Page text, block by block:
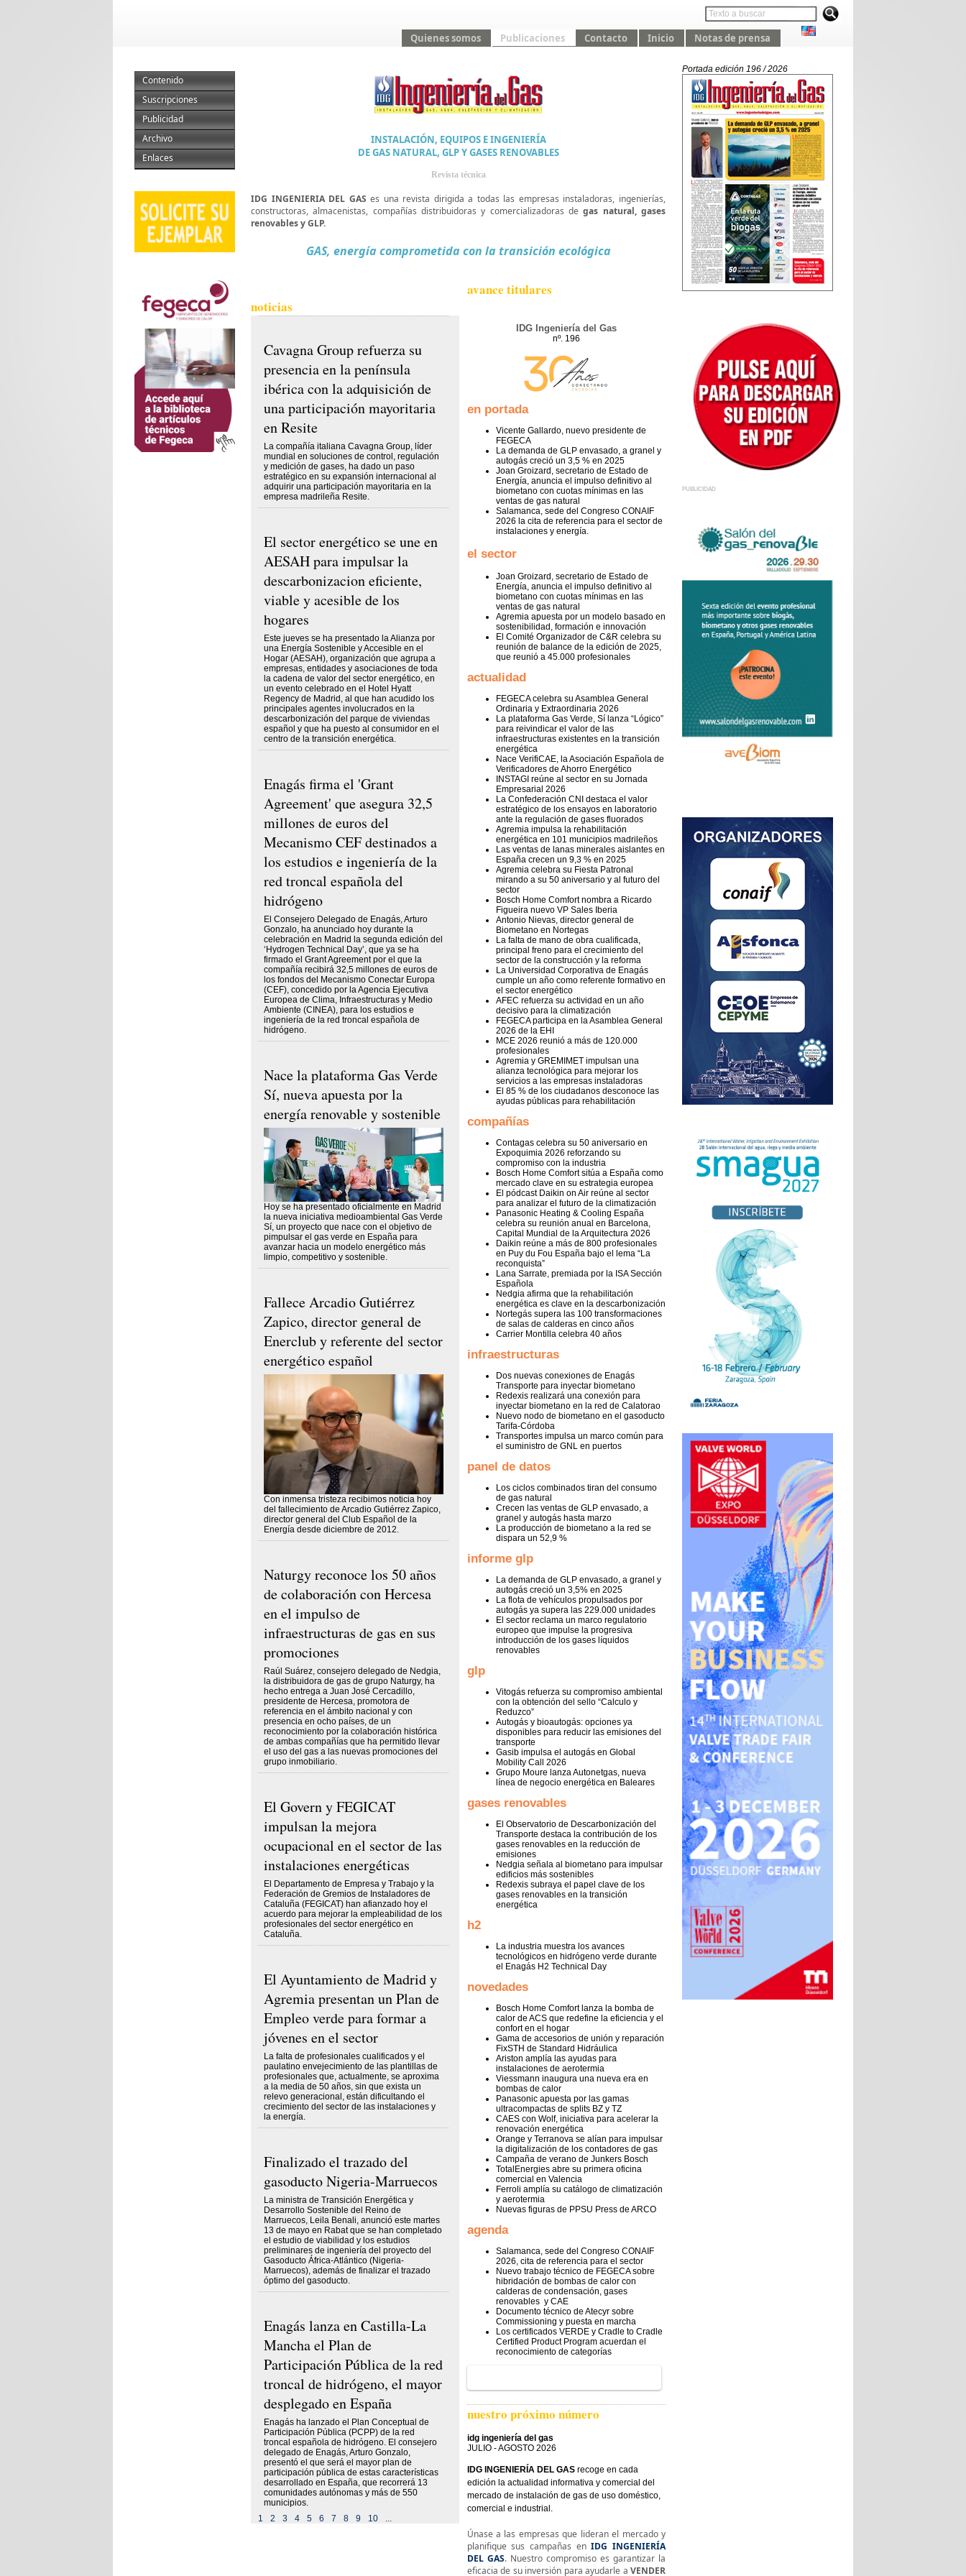
Quienes somos Publicaciones Contacto Inicio Notas de prensa
Contenido
Suscripciones
Publicidad
Archivo
Enlaces
INSTALACIÓN, EQUIPOS E INGENIERÍA
DE GAS NATURAL, GLP YGASES RENOVABLES
Revista técnica
IDG INGENIERIA DEL GAS es una revista dirigida a todas las empresas instaladoras, ingenierías,
constructoras, almacenistas, compañías distribuidoras y comercializadoras degas natural, gases
renovables y GLP.
GAS, energía comprometida con la transición ecológica
noticias
Cavagna Group refuerza su
presencia en la península
ibérica con la adquisición de
una participación mayoritaria
en Resite
La compañía italiana Cavagna Group, líder
mundial en soluciones de control, regulación
y medición de gases, ha dado un paso
estratégico en su expansión internacional al
adquirir una participación mayoritaria en la
empresa madrileña Resite.
El sector energético se une en
AESAH para impulsar la
descarbonizacion eficiente,
viable y acesible de los
hogares
Este jueves se ha presentado la Alianza por
una Energía Sostenible y Accesible en el
Hogar (AESAH), organización que agrupa a
empresas, entidades y asociaciones de toda
la cadena de valor del sector energético, en
un evento celebrado en el Hotel Hyatt
Regency de Madrid, al que han acudido los
principales agentes involucrados en la
descarbonización del parque de viviendas
español y que ha puesto al consumidor en el
centro de la transición energética.
Enagás firma el 'Grant
Agreement' que asegura 32,5
millones de euros del
Mecanismo CEF destinados a
los estudios e ingeniería de la
red troncal española del
hidrógeno
El Consejero Delegado de Enagás, Arturo
Gonzalo, ha anunciado hoy durante la
celebración en Madrid la segunda edición del
‘Hydrogen Technical Day’, que ya se ha
firmado el Grant Agreement por el que la
compañía recibirá 32,5 millones de euros de
los fondos del Mecanismo Conectar Europa
(CEF), concedido por la Agencia Ejecutiva
Europea de Clima, Infraestructuras y Medio
Ambiente (CINEA), para los estudios e
ingeniería de la red troncal española de
hidrógeno.
Nace la plataforma Gas Verde
Sí, nueva apuesta por la
energía renovable y sostenible
Hoy se ha presentado oficialmente en Madrid
la nueva iniciativa medioambiental Gas Verde
Sí, un proyecto que nace con el objetivo de
pimpulsar el gas verde en España para
avanzar hacia un modelo energético más
limpio, competitivo y sostenible.
Fallece Arcadio Gutiérrez
Zapico, director general de
Enerclub y referente del sector
energético español
Con inmensa tristeza recibimos noticia hoy
del fallecimiento de Arcadio Gutiérrez Zapico,
director general del Club Español de la
Energía desde diciembre de 2012.
Naturgy reconoce los 50 años
de colaboración con Hercesa
en el impulso de
infraestructuras de gas en sus
promociones
Raúl Suárez, consejero delegado de Nedgia,
la distribuidora de gas de grupo Naturgy, ha
hecho entrega a Juan José Cercadillo,
presidente de Hercesa, promotora de
referencia en el ámbito nacional y con
presencia en ocho países, de un
reconocimiento por la colaboración histórica
de ambas compañías que ha permitido llevar
el uso del gas a las nuevas promociones del
grupo inmobiliario.
El Govern y FEGICAT
impulsan la mejora
ocupacional en el sector de las
instalaciones energéticas
El Departamento de Empresa y Trabajo y la
Federación de Gremios de Instaladores de
Cataluña (FEGICAT) han afianzado hoy el
acuerdo para mejorar la empleabilidad de los
profesionales del sector energético en
Cataluña.
El Ayuntamiento de Madrid y
Agremia presentan un Plan de
Empleo verde para formar a
jóvenes en el sector
La falta de profesionales cualificados y el
paulatino envejecimiento de las plantillas de
profesionales que, actualmente, se aproxima
a la media de 50 años, sin que exista un
relevo generacional, están dificultando el
crecimiento del sector de las instalaciones y
la energía.
Finalizado el trazado del
gasoducto Nigeria-Marruecos
La ministra de Transición Energética y
Desarrollo Sostenible del Reino de
Marruecos, Leila Benali, anunció este martes
13 de mayo en Rabat que se han completado
el estudio de viabilidad y los estudios
preliminares de ingeniería del proyecto del
Gasoducto África-Atlántico (Nigeria-
Marruecos), además de finalizar el trazado
óptimo del gasoducto.
Enagás lanza en Castilla-La
Mancha el Plan de
Participación Pública de la red
troncal de hidrógeno, el mayor
desplegado en España
Enagás ha lanzado el Plan Conceptual de
Participación Pública (PCPP) de la red
troncal española de hidrógeno. El consejero
delegado de Enagás, Arturo Gonzalo,
presentó el que será el mayor plan de
participación pública de estas características
desarrollado en España, que recorrerá 13
comunidades autónomas y más de 550
municipios.
1
2 3 4 5 6 7 8 9 10 ...
avance titulares
IDG Ingeniería del Gas
nº. 196
en portada
Vicente Gallardo, nuevo presidente de
FEGECA
La demanda de GLP envasado, a granel y
autogás creció un 3,5 % en 2025
Joan Groizard, secretario de Estado de
Energía, anuncia el impulso definitivo al
biometano con cuotas mínimas en las
ventas de gas natural
Salamanca, sede del Congreso CONAIF
2026 la cita de referencia para el sector de
instalaciones y energía.
el sector
Joan Groizard, secretario de Estado de
Energía, anuncia el impulso definitivo al
biometano con cuotas mínimas en las
ventas de gas natural
Agremia apuesta por un modelo basado en
sostenibilidad, formación e innovación
El Comité Organizador de C&R celebra su
reunión de balance de la edición de 2025,
que reunió a 45.000 profesionales
actualidad
FEGECA celebra su Asamblea General
Ordinaria y Extraordinaria 2026
La plataforma Gas Verde, Sí lanza “Lógico”
para reivindicar el valor de las
infraestructuras existentes en la transición
energética
Nace VerifiCAE, la Asociación Española de
Verificadores de Ahorro Energético
INSTAGI reúne al sector en su Jornada
Empresarial 2026
La Confederación CNI destaca el valor
estratégico de los ensayos en laboratorio
ante la regulación de gases fluorados
Agremia impulsa la rehabilitación
energética en 101 municipios madrileños
Las ventas de lanas minerales aislantes en
España crecen un 9,3 % en 2025
Agremia celebra su Fiesta Patronal
mirando a su 50 aniversario y al futuro del
sector
Bosch Home Comfort nombra a Ricardo
Figueira nuevo VP Sales Iberia
Antonio Nievas, director general de
Biometano en Nortegas
La falta de mano de obra cualificada,
principal freno para el crecimiento del
sector de la construcción y la reforma
La Universidad Corporativa de Enagás
cumple un año como referente formativo en
el sector energético
AFEC refuerza su actividad en un año
decisivo para la climatización
FEGECA participa en la Asamblea General
2026 de la EHI
MCE 2026 reunió a más de 120.000
profesionales
Agremia y GREMIMET impulsan una
alianza tecnológica para mejorar los
servicios a las empresas instaladoras
El 85 % de los ciudadanos desconoce las
ayudas públicas para rehabilitación
compañías
Contagas celebra su 50 aniversario en
Expoquimia 2026 reforzando su
compromiso con la industria
Bosch Home Comfort sitúa a España como
mercado clave en su estrategia europea
El pódcast Daikin on Air reúne al sector
para analizar el futuro de la climatización
Panasonic Heating & Cooling España
celebra su reunión anual en Barcelona,
Capital Mundial de la Arquitectura 2026
Daikin reúne a más de 800 profesionales
en Puy du Fou España bajo el lema “La
reconquista”
Lana Sarrate, premiada por la ISA Sección
Española
Nedgia afirma que la rehabilitación
energética es clave en la descarbonización
Nortegás supera las 100 transformaciones
de salas de calderas en cinco años
Carrier Montilla celebra 40 años
infraestructuras
Dos nuevas conexiones de Enagás
Transporte para inyectar biometano
Redexis realizará una conexión para
inyectar biometano en la red de Calatorao
Nuevo nodo de biometano en el gasoducto
Tarifa-Córdoba
Transportes impulsa un marco común para
el suministro de GNL en puertos
panel de datos
Los ciclos combinados tiran del consumo
de gas natural
Crecen las ventas de GLP envasado, a
granel y autogás hasta marzo
La producción de biometano a la red se
dispara un 52,9 %
informe glp
La demanda de GLP envasado, a granel y
autogás creció un 3,5% en 2025
La flota de vehículos propulsados por
autogás ya supera las 229.000 unidades
El sector reclama un marco regulatorio
europeo que impulse la progresiva
introducción de los gases líquidos
renovables
glp
Vitogás refuerza su compromiso ambiental
con la obtención del sello “Calculo y
Reduzco”
Autogás y bioautogás: opciones ya
disponibles para reducir las emisiones del
transporte
Gasib impulsa el autogás en Global
Mobility Call 2026
Grupo Moure lanza Autonetgas, nueva
línea de negocio energética en Baleares
gases renovables
El Observatorio de Descarbonización del
Transporte destaca la contribución de los
gases renovables en la reducción de
emisiones
Nedgia señala al biometano para impulsar
edificios más sostenibles
Redexis subraya el papel clave de los
gases renovables en la transición
energética
h2
La industria muestra los avances
tecnológicos en hidrógeno verde durante
el Enagás H2 Technical Day
novedades
Bosch Home Comfort lanza la bomba de
calor de ACS que redefine la eficiencia y el
confort en el hogar
Gama de accesorios de unión y reparación
FixSTH de Standard Hidráulica
Ariston amplía las ayudas para
instalaciones de aerotermia
Viessmann inaugura una nueva era en
bombas de calor
Panasonic apuesta por las gamas
ultracompactas de splits BZ y TZ
CAES con Wolf, iniciativa para acelerar la
renovación energética
Orange y Terranova se alían para impulsar
la digitalización de los contadores de gas
Campaña de verano de Junkers Bosch
TotalEnergies abre su primera oficina
comercial en Valencia
Ferroli amplía su catálogo de climatización
y aerotermia
Nuevas figuras de PPSU Press de ARCO
agenda
Salamanca, sede del Congreso CONAIF
2026, cita de referencia para el sector
Nuevo trabajo técnico de FEGECA sobre
hibridación de bombas de calor con
calderas de condensación, gases
renovables y CAE
Documento técnico de Atecyr sobre
Commissioning y puesta en marcha
Los certificados VERDE y Cradle to Cradle
Certified Product Program acuerdan el
reconocimiento de categorías
nuestro próximo número
idg ingeniería del gas
JULIO - AGOSTO 2026
IDG INGENIERÍA DEL GASrecoge en cada
edición la actualidad informativa y comercial del
mercado de instalación de gas de uso doméstico,
comercial e industrial.
Únase a las empresas que lideran el mercado y
planifique sus campañas enIDG INGENIERÍA
DEL GAS. Nuestro compromiso es garantizar la
eficacia de su inversión para ayudarle a VENDER
Portada edición 196 / 2026
PUBLICIDAD